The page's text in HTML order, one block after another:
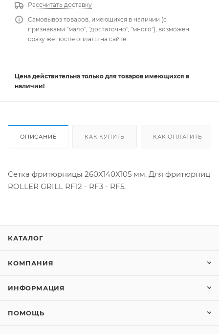
Рассчитать доставку
Самовывоз товаров, имеющихся в наличии (с
признаками "мало", "достаточно", "много"), возможен
сразу же после оплаты на сайте.
Цена действительна только для товаров имеющихся в
наличии!
ОПИСАНИЕ КАК КУПИТЬ КАК ОПЛАТИТЬ
Сетка фритюрницы 260Х140Х105 мм. Для фритюрниц
ROLLER GRILL RF12 - RF3 - RF5.
КАТАЛОГ
КОМПАНИЯ
ИНФОРМАЦИЯ
ПОМОЩЬ